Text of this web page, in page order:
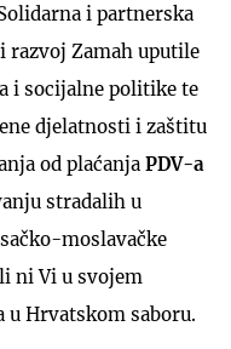
i partnerska
razvoj Zamah uputile
i socijalne politike te
djelatnosti i zaštitu
od plaćanja PDV-a
stradalih u
moslavačke
ni Vi u svojem
Hrvatskom saboru.